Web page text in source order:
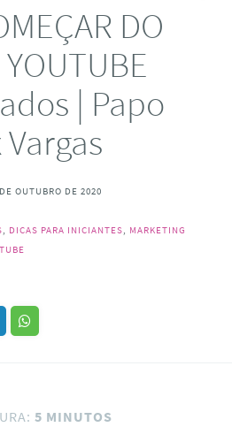
DO
| Papo
OUTUBRO DE 2020
, DICAS PARA INICIANTES, MARKETING
5 MINUTOS